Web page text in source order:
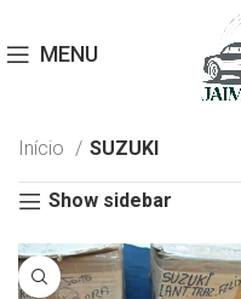
MENU
Início SUZUKI
Show sidebar